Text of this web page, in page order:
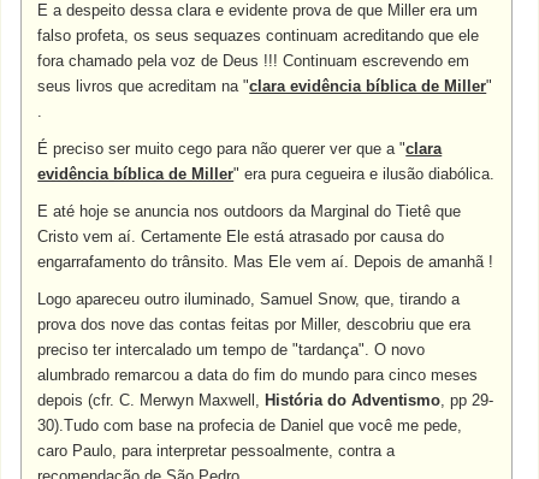
E a despeito dessa clara e evidente prova de que Miller era um
falso profeta, os seus sequazes continuam acreditando que ele
fora chamado pela voz de Deus !!! Continuam escrevendo em
seus livros que acreditam na "clara evidência bíblica de Miller"
.
É preciso ser muito cego para não querer ver que a "clara
evidência bíblica de Miller" era pura cegueira e ilusão diabólica.
E até hoje se anuncia nos outdoors da Marginal do Tietê que
Cristo vem aí. Certamente Ele está atrasado por causa do
engarrafamento do trânsito. Mas Ele vem aí. Depois de amanhã !
Logo apareceu outro iluminado, Samuel Snow, que, tirando a
prova dos nove das contas feitas por Miller, descobriu que era
preciso ter intercalado um tempo de "tardança". O novo
alumbrado remarcou a data do fim do mundo para cinco meses
depois (cfr. C. Merwyn Maxwell, História do Adventismo, pp 29-
30).Tudo com base na profecia de Daniel que você me pede,
caro Paulo, para interpretar pessoalmente, contra a